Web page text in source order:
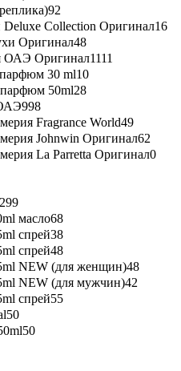
92
Collection Оригинал16
Оригинал48
ОАЭ Оригинал1111
30 ml10
50ml28
998
Fragrance World49
Johnwin Оригинал62
La Parretta Оригинал0
299
масло68
спрей38
спрей48
NEW (для женщин)48
NEW (для мужчин)42
спрей55
50
50